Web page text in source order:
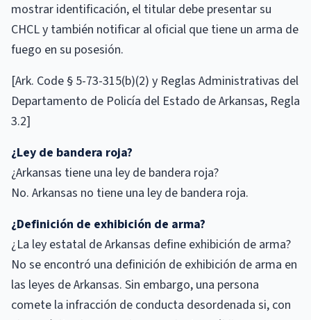
mostrar identificación, el titular debe presentar su
CHCL y también notificar al oficial que tiene un arma de
fuego en su posesión.
[Ark. Code § 5-73-315(b)(2) y Reglas Administrativas del
Departamento de Policía del Estado de Arkansas, Regla
3.2]
¿Ley de bandera roja?
¿Arkansas tiene una ley de bandera roja?
No. Arkansas no tiene una ley de bandera roja.
¿Definición de exhibición de arma?
¿La ley estatal de Arkansas define exhibición de arma?
No se encontró una definición de exhibición de arma en
las leyes de Arkansas. Sin embargo, una persona
comete la infracción de conducta desordenada si, con